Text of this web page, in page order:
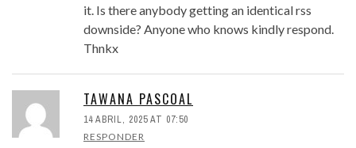
it. Is there anybody getting an identical rss
downside? Anyone who knows kindly respond.
Thnkx
TAWANA PASCOAL
14 ABRIL, 2025 AT 07:50
RESPONDER